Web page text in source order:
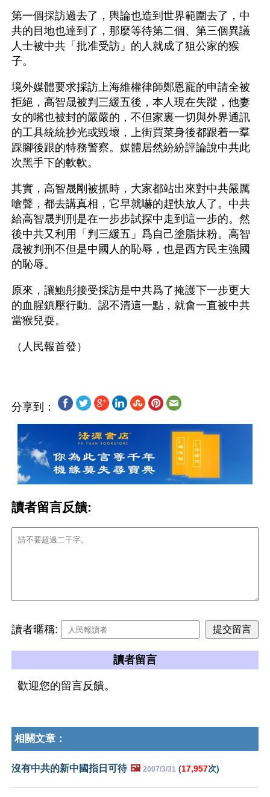
第一個採訪過去了，輿論也造到世界範圍去了，中
共的目地也達到了，那麼等待第二個、第三個異議
人士被中共「批准受訪」的人就成了狙公家的猴
子。
境外媒體要求採訪上海維權律師鄭恩寵的申請全被
拒絕，高智晟被判三緩五後，本人現在失蹤，他妻
女的嘴也被封的嚴嚴的，不但家裏一切與外界通訊
的工具統統抄光或毀壞，上街買菜身後都跟着一羣
踩腳後跟的特務警察。媒體居然紛紛評論說中共此
次黑手下的軟軟。
其實，高智晟剛被抓時，大家都站出來對中共嚴厲
嗆聲，都去講真相，它早就嚇的趕快放人了。中共
給高智晟判刑是在一步步試探中走到這一步的。然
後中共又利用「判三緩五」爲自己塗脂抹粉。高智
晟被判刑不但是中國人的恥辱，也是西方民主強國
的恥辱。
原來，讓鮑彤接受採訪是中共爲了掩護下一步更大
的血腥鎮壓行動。認不清這一點，就會一直被中共
當猴兒耍。
分享到：
讀者留言反饋:
讀者暱稱:
讀者留言
歡迎您的留言反饋。
相關文章：
沒有中共的新中國指日可待 🖼️ 2007/3/31 (17,957次)